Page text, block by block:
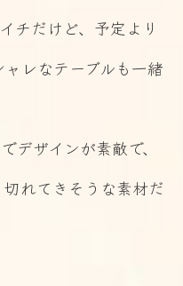
チだけど、予定より
レなテーブルも一緒
デザインが素敵で、
れてきそうな素材だ